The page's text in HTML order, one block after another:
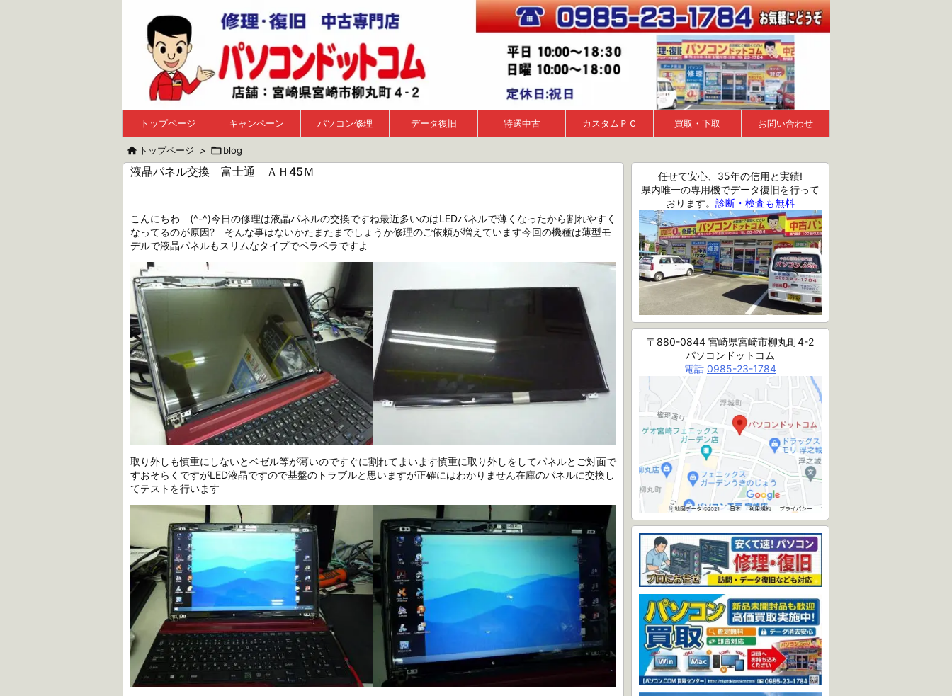
トップページ キャンペーン パソコン修理 データ復旧 特選中古 カスタムＰＣ 買取・下取 お問い合わせ
 トップページ > blog
液晶パネル交換 富士通 ＡＨ45Ｍ
こんにちわ (^-^)今日の修理は液晶パネルの交換ですね最近多いのはLEDパネルで薄くなったから割れやすく
なってるのが原因? そんな事はないかたまたまでしょうか修理のご依頼が増えています今回の機種は薄型モ
デルで液晶パネルもスリムなタイプでペラペラですよ
取り外しも慎重にしないとベゼル等が薄いのですぐに割れてまいます慎重に取り外しをしてパネルとご対面で
すおそらくですがLED液晶ですので基盤のトラブルと思いますが正確にはわかりません在庫のパネルに交換し
てテストを行います
任せて安心、35年の信用と実績!
県内唯一の専用機でデータ復旧を行って
おります。 診断・検査も無料
〒880-0844 宮崎県宮崎市柳丸町4-2
パソコンドットコム
電話 0985-23-1784